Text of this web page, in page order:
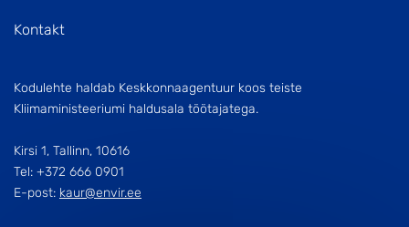
Kontakt
Kodulehte haldab Keskkonnaagentuur koos teiste
Kliimaministeeriumi haldusala töötajatega.
Kirsi 1, Tallinn, 10616
Tel: +372 666 0901
E-post: kaur@envir.ee